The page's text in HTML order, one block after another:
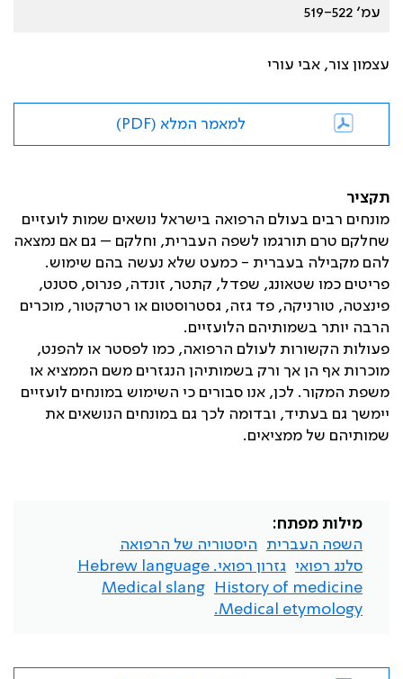
עמ׳ 519-522
עצמון צור, אבי עורי
למאמר המלא (PDF)
תקציר
מונחים רבים בעולם הרפואה בישראל נושאים שמות לועזיים
שחלקם טרם תורגמו לשפה העברית, וחלקם – גם אם נמצאה
להם מקבילה בעברית - כמעט שלא נעשה בהם שימוש.
פריטים כמו שטאונג, שפדל, קתטר, זונדה, פנרוס, סטנט,
פינצטה, טורניקה, פד גזה, גסטרוסטום או רטרקטור, מוכרים
הרבה יותר בשמותיהם הלועזיים.
פעולות הקשורות לעולם הרפואה, כמו לפסטר או להפנט,
מוכרות אף הן אך ורק בשמותיהן הנגזרים משם הממציא או
משפת המקור. לכן, אנו סבורים כי השימוש במונחים לועזיים
יימשך גם בעתיד, ובדומה לכך גם במונחים הנושאים את
שמותיהם של ממציאים.
מילות מפתח:
השפה העברית
היסטוריה של הרפואה
סלנג רפואי
גזרון רפואי. Hebrew language
History of medicine
Medical slang
Medical etymology.